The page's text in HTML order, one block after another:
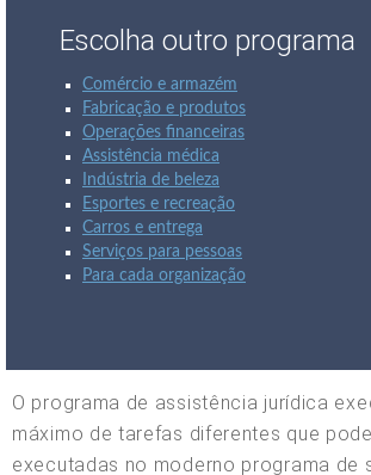
Escolha outro programa
Comércio e armazém
Fabricação e produtos
Operações financeiras
Assistência médica
Indústria de beleza
Esportes e recreação
Carros e entrega
Serviços para pessoas
Para cada organização
O programa de assistência jurídica
máximo de tarefas diferentes que
executadas no moderno programa de